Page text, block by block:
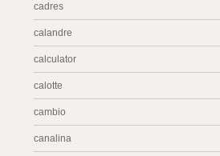
cadres
calandre
calculator
calotte
cambio
canalina